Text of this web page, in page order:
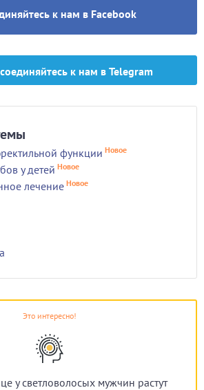
к нам в Facebook
к нам в Telegram
функции Новое
у детей Новое
лечение Новое
Это интересно!
у светловолосых мужчин растут